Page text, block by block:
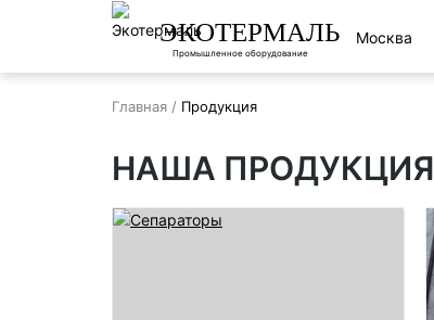
ЭКОТЕРМАЛЬ
Промышленное оборудование
Москва
Главная / Продукция
НАША ПРОДУКЦИЯ